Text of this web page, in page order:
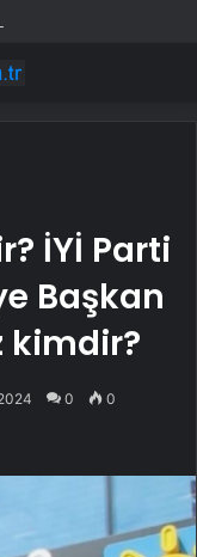
İYİ Parti
Başkan
kimdir?
0 0